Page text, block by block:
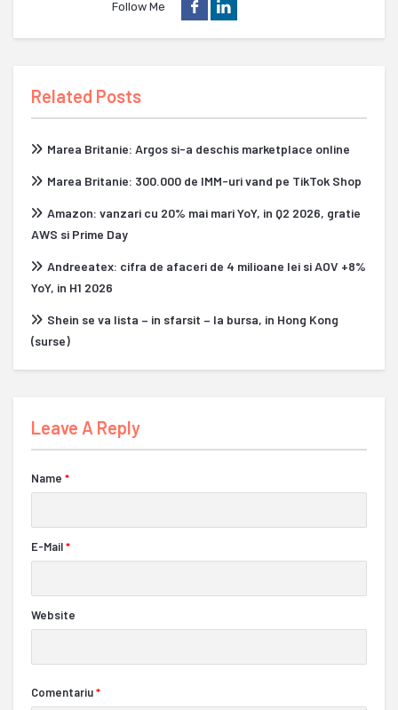
Follow Me
Related Posts
Marea Britanie: Argos si-a deschis marketplace online
Marea Britanie: 300.000 de IMM-uri vand pe TikTok Shop
Amazon: vanzari cu 20% mai mari YoY, in Q2 2026, gratie
AWS si Prime Day
Andreeatex: cifra de afaceri de 4 milioane lei si AOV +8%
YoY, in H1 2026
Shein se va lista – in sfarsit – la bursa, in Hong Kong
(surse)
Leave A Reply
Name *
E-Mail*
Website
Comentariu*